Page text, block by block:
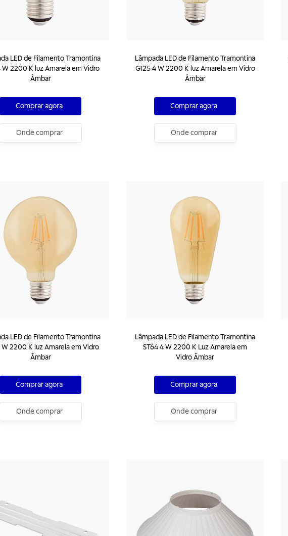
LED de Filamento Tramontina
2200 K luz Amarela em Vidro
Âmbar
Comprar agora
Onde comprar
Lâmpada LED de Filamento Tramontina
G125 4 W 2200 K luz Amarela em Vidro
Âmbar
Comprar agora
Onde comprar
LED de Filamento Tramontina
W 2200 K luz Amarela em Vidro
Âmbar
Comprar agora
Onde comprar
Lâmpada LED de Filamento Tramontina
ST64 4 W 2200 K Luz Amarela em
Vidro Âmbar
Comprar agora
Onde comprar